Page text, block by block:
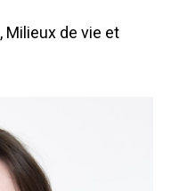
, Milieux de vie et